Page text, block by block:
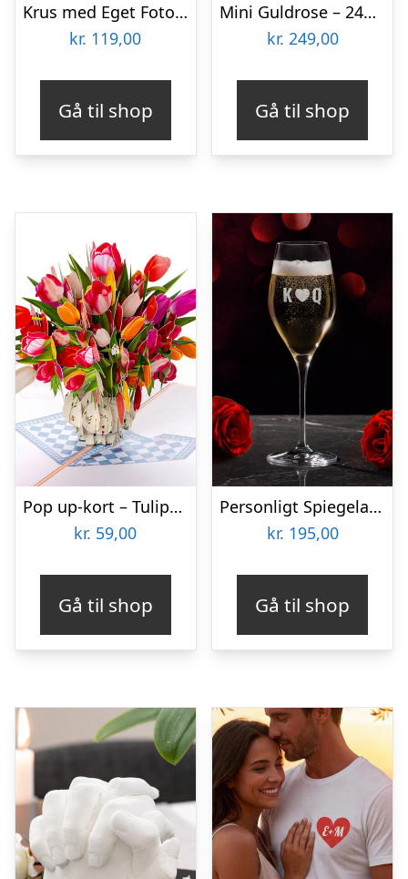
Krus med Eget Foto & Text
kr. 119,00
Gå til shop
Mini Guldrose – 24K Guldbelagt Rose
kr. 249,00
Gå til shop
Pop up-kort – Tulipanbuket
kr. 59,00
Gå til shop
Personligt Spiegelau Champagneglas med Gravering – Initialer
kr. 195,00
Gå til shop